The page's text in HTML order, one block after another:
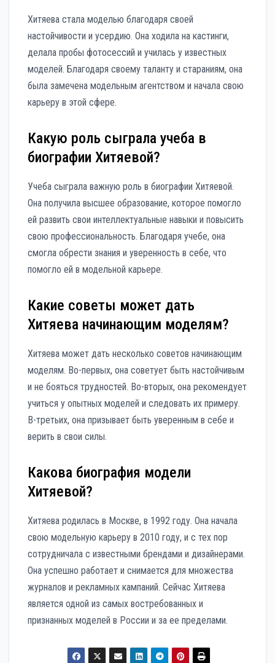
Хитяева стала моделью благодаря своей
настойчивости и усердию. Она ходила на кастинги,
делала пробы фотосессий и училась у известных
моделей. Благодаря своему таланту и стараниям, она
была замечена модельным агентством и начала свою
карьеру в этой сфере.
Какую роль сыграла учеба в
биографии Хитяевой?
Учеба сыграла важную роль в биографии Хитяевой.
Она получила высшее образование, которое помогло
ей развить свои интеллектуальные навыки и повысить
свою профессиональность. Благодаря учебе, она
смогла обрести знания и уверенность в себе, что
помогло ей в модельной карьере.
Какие советы может дать
Хитяева начинающим моделям?
Хитяева может дать несколько советов начинающим
моделям. Во-первых, она советует быть настойчивым
и не бояться трудностей. Во-вторых, она рекомендует
учиться у опытных моделей и следовать их примеру.
В-третьих, она призывает быть уверенным в себе и
верить в свои силы.
Какова биография модели
Хитяевой?
Хитяева родилась в Москве, в 1992 году. Она начала
свою модельную карьеру в 2010 году, и с тех пор
сотрудничала с известными брендами и дизайнерами.
Она успешно работает и снимается для множества
журналов и рекламных кампаний. Сейчас Хитяева
является одной из самых востребованных и
признанных моделей в России и за ее пределами.